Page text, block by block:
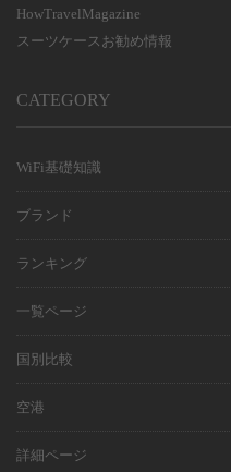
HowTravelMagazine
スーツケースお勧め情報
CATEGORY
WiFi基礎知識
ブランド
ランキング
一覧ページ
国別比較
空港
詳細ページ